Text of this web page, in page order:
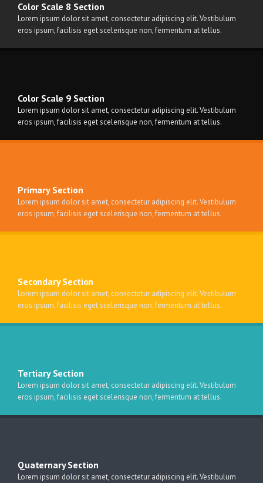
Color Scale 8 Section
Lorem ipsum dolor sit amet, consectetur adipiscing elit. Vestibulum
eros ipsum, facilisis eget scelerisque non, fermentum at tellus.
Color Scale 9 Section
Lorem ipsum dolor sit amet, consectetur adipiscing elit. Vestibulum
eros ipsum, facilisis eget scelerisque non, fermentum at tellus.
Primary Section
Lorem ipsum dolor sit amet, consectetur adipiscing elit. Vestibulum
eros ipsum, facilisis eget scelerisque non, fermentum at tellus.
Secondary Section
Lorem ipsum dolor sit amet, consectetur adipiscing elit. Vestibulum
eros ipsum, facilisis eget scelerisque non, fermentum at tellus.
Tertiary Section
Lorem ipsum dolor sit amet, consectetur adipiscing elit. Vestibulum
eros ipsum, facilisis eget scelerisque non, fermentum at tellus.
Quaternary Section
Lorem ipsum dolor sit amet, consectetur adipiscing elit. Vestibulum